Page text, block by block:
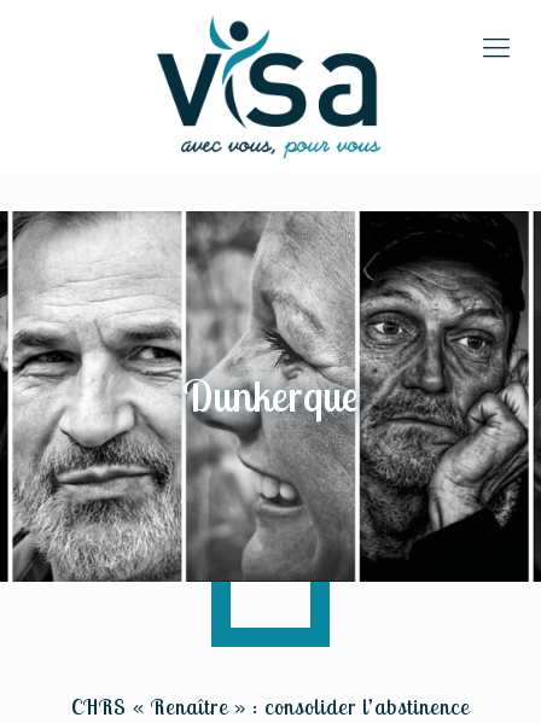
Dunkerque
CHRS « Renaître » : consolider l’abstinence